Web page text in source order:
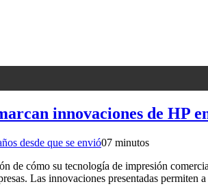
innovaciones de HP
desde que se envió07 minutos
de cómo su tecnología de impresión
Las innovaciones presentadas